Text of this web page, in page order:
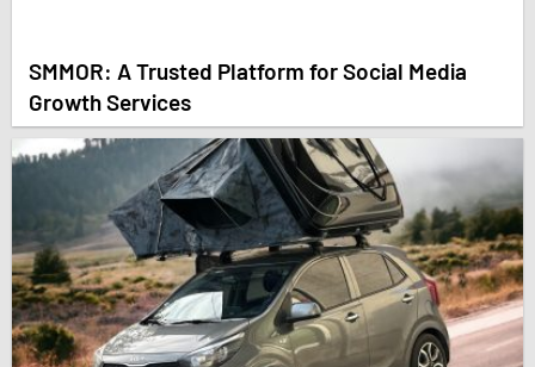
SMMOR: A Trusted Platform for Social Media
Growth Services